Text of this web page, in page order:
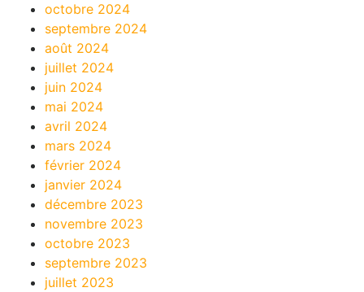
octobre 2024
septembre 2024
août 2024
juillet 2024
juin 2024
mai 2024
avril 2024
mars 2024
février 2024
janvier 2024
décembre 2023
novembre 2023
octobre 2023
septembre 2023
juillet 2023